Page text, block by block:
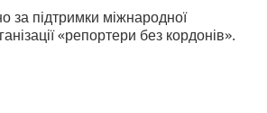
за підтримки міжнародної
«репортери без кордонів».